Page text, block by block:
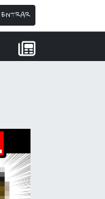
ENTRAR